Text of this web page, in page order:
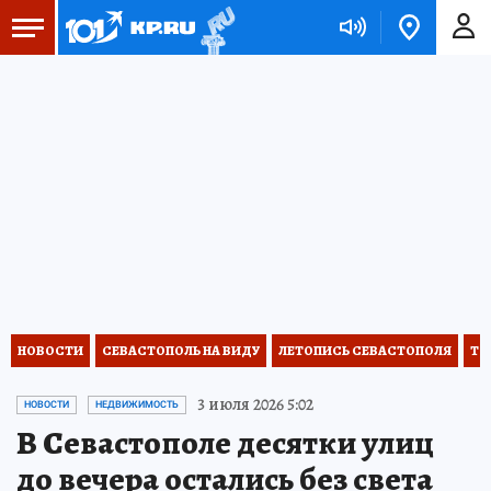
НОВОСТИ СЕВАСТОПОЛЬ НА ВИДУ ЛЕТОПИСЬ СЕВАСТОПОЛЯ
НОВОСТИ НЕДВИЖИМОСТЬ 3 июля 2026 5:02
В Севастополе десятки улиц
до вечера остались без света